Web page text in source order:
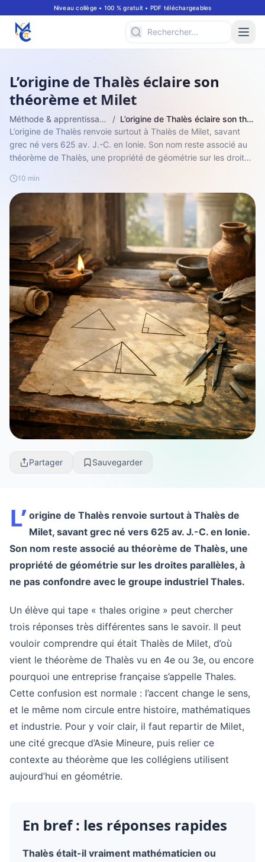
Niveau collège • 100 % gratuit • PDF téléchargeables
L’origine de Thalès éclaire son
théorème et Milet
Méthode & apprentissage /
L’origine de Thalès éclaire son théorème et Milet
L’origine de Thalès renvoie surtout à Thalès de Milet, savant
grec né vers 625 av. J.-C. en Ionie. Son nom reste associé au
théorème de Thalès, une propriété de géométrie sur les droites
10 min
Partager Sauvegarder
L’ origine de Thalès renvoie surtout à Thalès de
Milet, savant grec né vers 625 av. J.-C. en Ionie.
Son nom reste associé au théorème de Thalès, une
propriété de géométrie sur les droites parallèles, à
ne pas confondre avec le groupe industriel Thales.
Un élève qui tape « thales origine » peut chercher
trois réponses très différentes sans le savoir. Il peut
vouloir comprendre qui était Thalès de Milet, d’où
vient le théorème de Thalès vu en 4e ou 3e, ou encore
pourquoi une entreprise française s’appelle Thales.
Cette confusion est normale : l’accent change le sens,
et le même nom circule entre histoire, mathématiques
et industrie. Pour y voir clair, il faut repartir de Milet,
une cité grecque d’Asie Mineure, puis relier ce
contexte au théorème que les collégiens utilisent
aujourd’hui en géométrie.
En bref : les réponses rapides
Thalès était-il vraiment mathématicien ou